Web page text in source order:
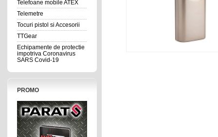
Telefoane mobile ATEX
Telemetre
Tocuri pistol si Accesorii
TTGear
Echipamente de protectie
impotriva Coronavirus
SARS Covid-19
PROMO